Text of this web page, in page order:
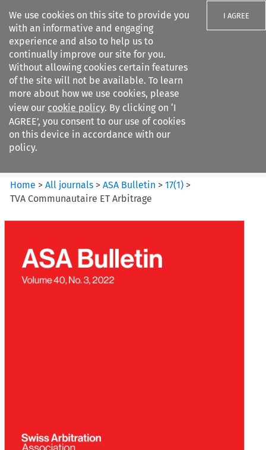
We use cookies on this site to provide you
with an informative and engaging
experience and also to help us to
continually improve our site for you.
Without allowing cookies certain features
of the site will not be available. To learn
more about how we use cookies, please
view our cookie policy. By clicking on ‘I
AGREE’, you consent to our use of cookies
on this device in accordance with our
policy.
I AGREE
Search filters
ASA Bulletin
Home >All journals >ASA Bulletin >17(1) >
TVA Communautaire ET Arbitrage